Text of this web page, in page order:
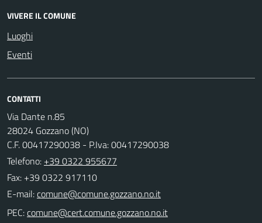
VIVERE IL COMUNE
Luoghi
Eventi
CONTATTI
Via Dante n.85
28024 Gozzano (NO)
C.F. 00417290038 - P.Iva: 00417290038
Telefono: +39 0322 955677
Fax: +39 0322 917110
E-mail:
PEC: